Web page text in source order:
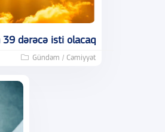
39 dərəcə isti olacaq
Gündəm / Cəmiyyət